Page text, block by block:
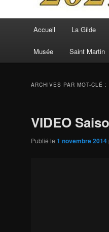
Accueil La Gilde
Musée Saint Martin
ARCHIVES PAR MOT-CLÉ :
VIDEO
Publié le 1 novembre 2014